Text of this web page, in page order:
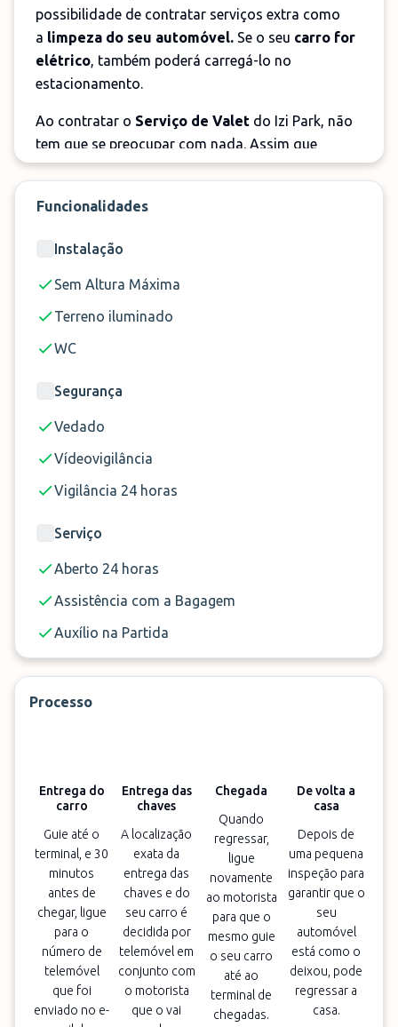
possibilidade de contratar serviços extra como
a limpeza do seu automóvel. Se o seu carro for
elétrico, também poderá carregá-lo no
estacionamento.
Ao contratar o Serviço de Valet do Izi Park, não
tem que se preocupar com nada. Assim que
chegar ao terminal do aeroporto, um motorista
levar o seu carro para o parque de
o motorista estará à sua espera em frente ao
terminal com o seu carro, para que possa seguir
viagem tranquilamente.
Funcionalidades
Instalação
Sem Altura Máxima
Terreno iluminado
WC
Segurança
Vedado
Vídeovigilância
Vigilância 24 horas
Serviço
Aberto 24 horas
Assistência com a Bagagem
Auxílio na Partida
Processo
Entrega do
carro
Guie até o
terminal, e 30
minutos
antes de
chegar, ligue
para o
número de
telemóvel
que foi
enviado no e-
Entrega das
chaves
A localização
exata da
entrega das
chaves e do
seu carro é
decidida por
telemóvel em
conjunto com
o motorista
que o vai
Chegada
Quando
regressar,
ligue
novamente
ao motorista
para que o
mesmo guie
o seu carro
até ao
terminal de
chegadas.
De volta a
casa
Depois de
uma pequena
inspeção para
garantir que o
seu
automóvel
está como o
deixou, pode
regressar a
casa.